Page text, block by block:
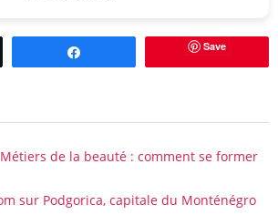
Save
Métiers de la beauté : comment se former
sur Podgorica, capitale du Monténégro